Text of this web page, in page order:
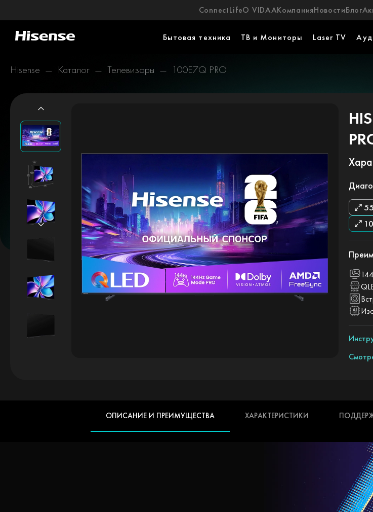
ConnectLifeО VIDAAКомпанияНовостиБлог
Бытовая техника ТВ и Мониторы Laser TV
Hisense Каталог Телевизоры 100E7Q PRO
55
ОПИСАНИЕ И ПРЕИМУЩЕСТВА ХАРАКТЕРИСТИКИ